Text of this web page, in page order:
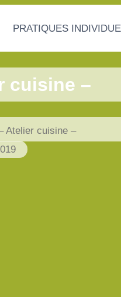
PRATIQUES
cuisine –
Atelier cuisine –